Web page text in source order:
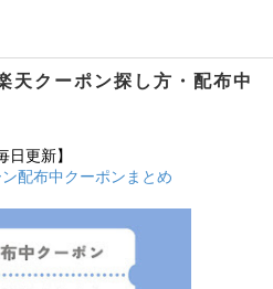
天クーポン探し方・配布中
日更新】
配布中クーポンまとめ